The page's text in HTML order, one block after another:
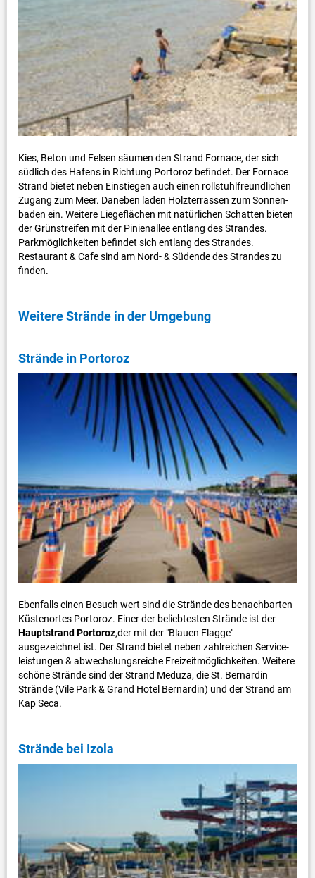
Kies, Beton und Felsen säumen den Strand Fornace, der sich
südlich des Hafens in Richtung Portoroz befindet. Der Fornace
Strand bietet neben Einstiegen auch einen rollstuhlfreundlichen
Zugang zum Meer. Daneben laden Holzterrassen zum Sonnen-
baden ein. Weitere Liegeflächen mit natürlichen Schatten bieten
der Grünstreifen mit der Pinienallee entlang des Strandes.
Parkmöglichkeiten befindet sich entlang des Strandes.
Restaurant & Cafe sind am Nord- & Südende des Strandes zu
finden.
Weitere Strände in der Umgebung
Strände in Portoroz
Ebenfalls einen Besuch wert sind die Strände des benachbarten
Küstenortes Portoroz. Einer der beliebtesten Strände ist der
Hauptstrand Portoroz,der mit der "Blauen Flagge"
ausgezeichnet ist. Der Strand bietet neben zahlreichen Service-
leistungen & abwechslungsreiche Freizeitmöglichkeiten. Weitere
schöne Strände sind der Strand Meduza, die St. Bernardin
Strände (Vile Park & Grand Hotel Bernardin) und der Strand am
Kap Seca.
Strände bei Izola